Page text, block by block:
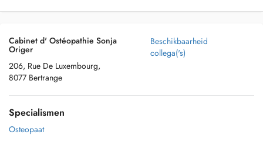
Cabinet d' Ostéopathie Sonja
Origer
206, Rue De Luxembourg,
8077 Bertrange
Beschikbaarheid
collega('s)
Specialismen
Osteopaat